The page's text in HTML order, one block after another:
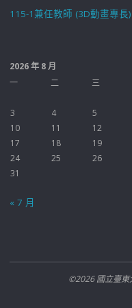
115-1兼任教師 (3D動畫專長
2026 年 8 月
一
二 三
3
4 5
10
11 12
17
18 19
24
25 26
31
« 7 月
©2026 國立臺東